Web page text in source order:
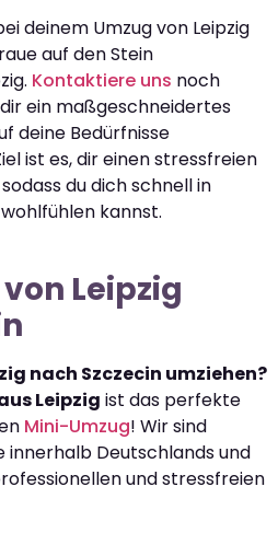
deinem Umzug von Leipzig
auf den Stein
Kontaktiere uns noch
ein maßgeschneidertes
deine Bedürfnisse
ist es, dir einen stressfreien
du dich schnell in
kannst.
Leipzig
nach Szczecin umziehen?
Leipzig ist das perfekte
Mini-Umzug! Wir sind
innerhalb Deutschlands und
und stressfreien